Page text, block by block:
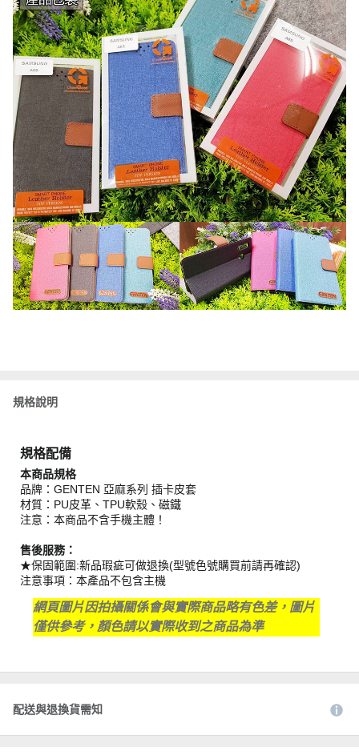
規格說明
規格配備
本商品規格
品牌：GENTEN 亞麻系列 插卡皮套
材質：PU皮革、TPU軟殼、磁鐵
注意：本商品不含手機主體！
售後服務：
★保固範圍:新品瑕疵可做退換(型號色號購買前請再確認)
注意事項：本產品不包含主機
網頁圖片因拍攝關係會與實際商品略有色差，圖片
僅供參考，顏色請以實際收到之商品為準
配送與退換貨需知